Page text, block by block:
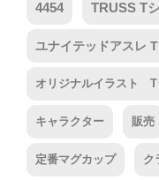
4454 TRUSS T
ユナイテッドアスレ
オリジナルイラスト T
キャラクター 販売
定番マグカップ ク